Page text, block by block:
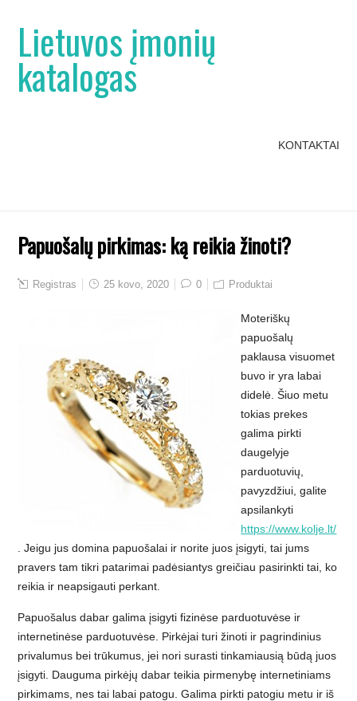
Lietuvos įmonių
katalogas
KONTAKTAI
Papuošalų pirkimas: ką reikia žinoti?
Registras 25 kovo, 2020 0 Produktai
Moteriškų
papuošalų
paklausa visuomet
buvo ir yra labai
didelė. Šiuo metu
tokias prekes
galima pirkti
daugelyje
parduotuvių,
pavyzdžiui, galite
apsilankyti
https://www.kolje.lt/
. Jeigu jus domina papuošalai ir norite juos įsigyti, tai jums
pravers tam tikri patarimai padėsiantys greičiau pasirinkti tai, ko
reikia ir neapsigauti perkant.
Papuošalus dabar galima įsigyti fizinėse parduotuvėse ir
internetinėse parduotuvėse. Pirkėjai turi žinoti ir pagrindinius
privalumus bei trūkumus, jei nori surasti tinkamiausią būdą juos
įsigyti. Dauguma pirkėjų dabar teikia pirmenybę internetiniams
pirkimams, nes tai labai patogu. Galima pirkti patogiu metu ir iš